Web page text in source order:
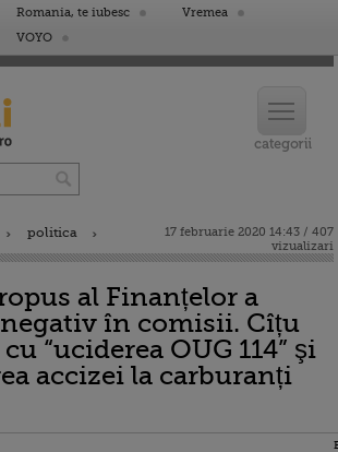
Romania, te iubesc
Vremea
VOYO
politica
17 februarie 2020 14:43 / 407
vizualizari
al Finanțelor a
în comisii. Cîțu
“uciderea OUG 114” şi
accizei la carburanți